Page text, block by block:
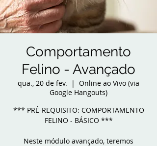
Comportamento
Felino - Avançado
qua., 20 de fev.
  |
Online ao Vivo (via
Google Hangouts)
*** PRÉ-REQUISITO: COMPORTAMENTO
FELINO - BÁSICO ***
Neste módulo avançado, teremos